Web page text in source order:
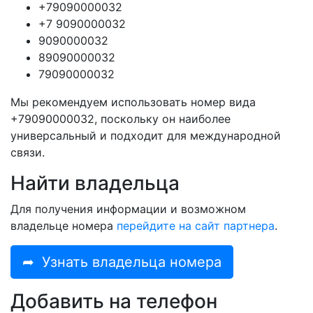
+79090000032
+7 9090000032
9090000032
89090000032
79090000032
Мы рекомендуем использовать номер вида
+79090000032, поскольку он наиболее
универсальный и подходит для международной
связи.
Найти владельца
Для получения информации и возможном
владельце номера перейдите на сайт партнера.
➦ Узнать владельца номера
Добавить на телефон